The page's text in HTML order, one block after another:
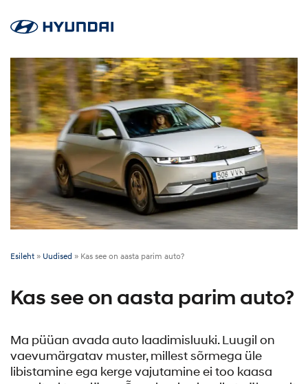
Esileht » Uudised » Kas see on aasta parim auto?
Kas see on aasta parim auto?
Ma püüan avada auto laadimisluuki. Luugil on
vaevumärgatav muster, millest sõrmega üle
libistamine ega kerge vajutamine ei too kaasa